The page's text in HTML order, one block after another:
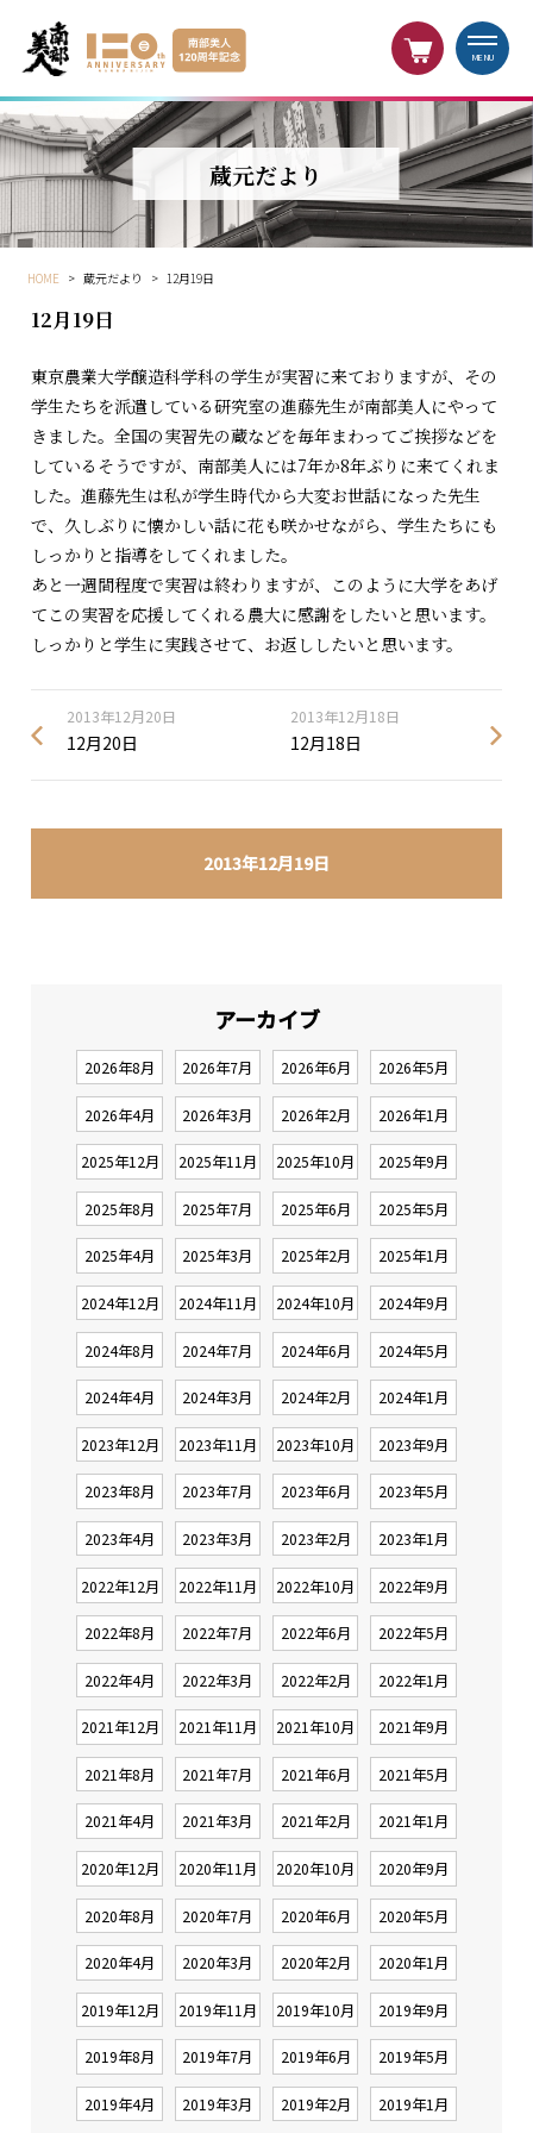
MENU
蔵元だより
HOME > 蔵元だより > 12月19日
2013年12月19日
12月19日
東京農業大学醸造科学科の学生が実習に来ておりますが、その
学生たちを派遣している研究室の進藤先生が南部美人にやって
きました。全国の実習先の蔵などを毎年まわってご挨拶などを
しているそうですが、南部美人には7年か8年ぶりに来てくれま
した。進藤先生は私が学生時代から大変お世話になった先生
で、久しぶりに懐かしい話に花も咲かせながら、学生たちにも
しっかりと指導をしてくれました。
あと一週間程度で実習は終わりますが、このように大学をあげ
てこの実習を応援してくれる農大に感謝をしたいと思います。
しっかりと学生に実践させて、お返ししたいと思います。
2013年12月20日
12月20日
2013年12月18日
12月18日
アーカイブ
2026年8月 2026年7月 2026年6月 2026年5月
2026年4月 2026年3月 2026年2月 2026年1月
2025年12月 2025年11月 2025年10月 2025年9月
2025年8月 2025年7月 2025年6月 2025年5月
2025年4月 2025年3月 2025年2月 2025年1月
2024年12月 2024年11月 2024年10月 2024年9月
2024年8月 2024年7月 2024年6月 2024年5月
2024年4月 2024年3月 2024年2月 2024年1月
2023年12月 2023年11月 2023年10月 2023年9月
2023年8月 2023年7月 2023年6月 2023年5月
2023年4月 2023年3月 2023年2月 2023年1月
2022年12月 2022年11月 2022年10月 2022年9月
2022年8月 2022年7月 2022年6月 2022年5月
2022年4月 2022年3月 2022年2月 2022年1月
2021年12月 2021年11月 2021年10月 2021年9月
2021年8月 2021年7月 2021年6月 2021年5月
2021年4月 2021年3月 2021年2月 2021年1月
2020年12月 2020年11月 2020年10月 2020年9月
2020年8月 2020年7月 2020年6月 2020年5月
2020年4月 2020年3月 2020年2月 2020年1月
2019年12月 2019年11月 2019年10月 2019年9月
2019年8月 2019年7月 2019年6月 2019年5月
2019年4月 2019年3月 2019年2月 2019年1月